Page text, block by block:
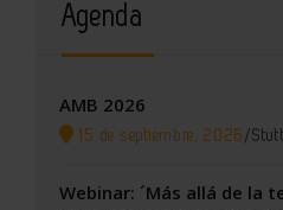
Agenda
AMB 2026
15 de septiembre, 2026 /
Webinar: ´Más allá de la